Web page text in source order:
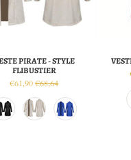
PIRATE - STYLE
FLIBUSTIER
€61,90 €68,64